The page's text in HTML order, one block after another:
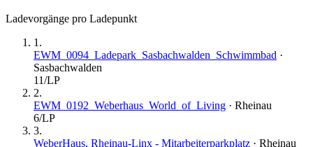
Ladevorgänge pro Ladepunkt
1 .
EWM_0094_Ladepark_Sasbachwalden_Schwimmbad ·
Sasbachwalden
11/LP
2.
EWM_0192_Weberhaus_World_of_Living · Rheinau
6/LP
3.
WeberHaus, Rheinau-Linx - Mitarbeiterparkplatz · Rheinau